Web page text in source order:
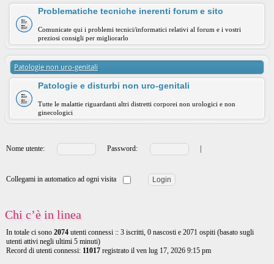
Problematiche tecniche inerenti forum e sito
Comunicate qui i problemi tecnici/informatici relativi al forum e i vostri
preziosi consigli per migliorarlo
Patologie non uro-genitali
Patologie e disturbi non uro-genitali
Tutte le malattie riguardanti altri distretti corporei non urologici e non
ginecologici
Nome utente: Password:
Collegami in automatico ad ogni visita
Chi c’è in linea
In totale ci sono 2074 utenti connessi :: 3 iscritti, 0 nascosti e 2071 ospiti (basato sugli
utenti attivi negli ultimi 5 minuti)
Record di utenti connessi: 11017 registrato il ven lug 17, 2026 9:15 pm